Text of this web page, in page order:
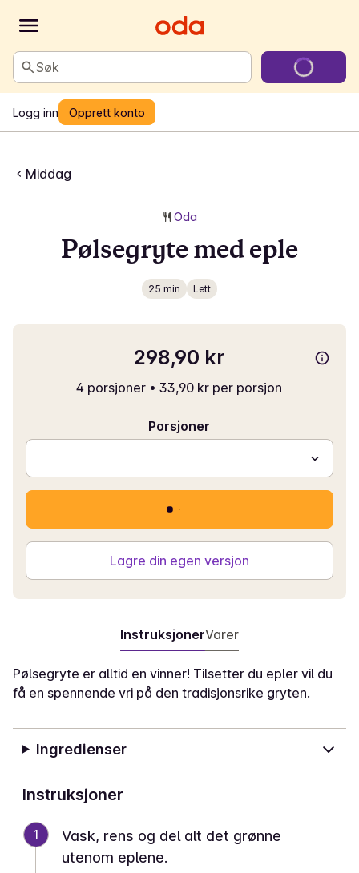
Søk
Logg inn Opprett konto
Middag
Oda
Pølsegryte med eple
25 min Lett
298,90 kr
4 porsjoner • 33,90 kr per porsjon
Porsjoner
Lagre din egen versjon
InstruksjonerVarer
Pølsegryte er alltid en vinner! Tilsetter du epler vil du
få en spennende vri på den tradisjonsrike gryten.
Ingredienser
Instruksjoner
1
Vask, rens og del alt det grønne
utenom eplene.